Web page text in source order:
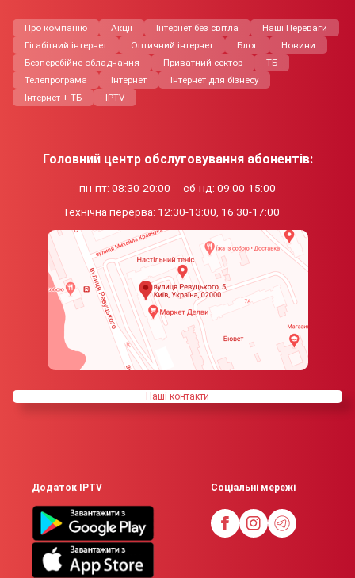
Про компанію Акції Інтернет без світла
Нашi Переваги
Гігабітний інтернет
Оптичний інтернет Блог
Новини
Безперебійне обладнання
Приватний сектор
ТБ
Телепрограма
Інтернет
Інтернет для бізнесу
Інтернет + ТБ
IPTV
Головний центр обслуговування абонентів:
пн-пт: 08:30-20:00
сб-нд: 09:00-15:00
Технічна перерва: 12:30-13:00, 16:30-17:00
Нашi контакти
Додаток IPTV Соціальні мережі